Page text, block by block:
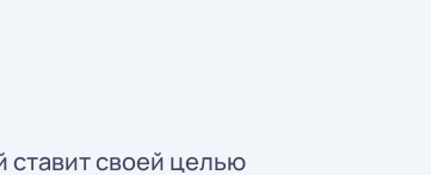
ставит своей целью